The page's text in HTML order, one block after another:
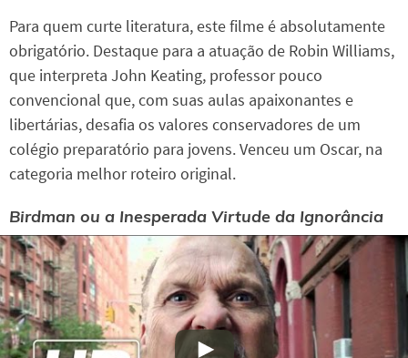
Para quem curte literatura, este filme é absolutamente
obrigatório. Destaque para a atuação de Robin Williams,
que interpreta John Keating, professor pouco
convencional que, com suas aulas apaixonantes e
libertárias, desafia os valores conservadores de um
colégio preparatório para jovens. Venceu um Oscar, na
categoria melhor roteiro original.
Birdman ou a Inesperada Virtude da Ignorância